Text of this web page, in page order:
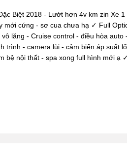
Biệt 2018 - Lướt hơn 4v km zin Xe
cứng - sơ cua chưa hạ ✓ Full
lăng - Cruise control - điều hòa auto
trình - camera lùi - cảm biến áp suất
bệ nội thất - spa xong full hình mới ạ